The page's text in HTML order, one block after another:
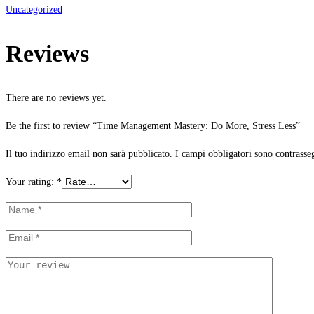
Uncategorized
Reviews
There are no reviews yet.
Be the first to review “Time Management Mastery: Do More, Stress Less”
Il tuo indirizzo email non sarà pubblicato. I campi obbligatori sono
Your rating: *